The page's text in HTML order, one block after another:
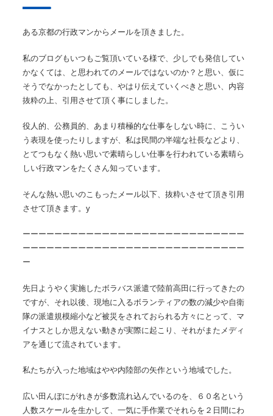
ある京都の行政マンからメールを頂きました。
私のブログもいつもご覧頂いている様で、少しでも発信してい
かなくては、と思われてのメールではないのか？と思い、仮に
そうでなかったとしても、やはり伝えていくべきと思い、内容
抜粋の上、引用させて頂く事にしました。
役人的、公務員的、あまり積極的な仕事をしない時に、こうい
う表現を使ったりしますが、私は民間の半端な社長などより、
とてつもなく熱い思いで素晴らしい仕事を行われている素晴ら
しい行政マンをたくさん知っています。
そんな熱い思いのこもったメール以下、抜粋いさせて頂き引用
させて頂きます。y
ーーーーーーーーーーーーーーーーーーーーーーーーーーーー
ーーーーーーーーーーーーーーーーーーーーーーーーーーーー
ー
先日ようやく実施したボラバス派遣で陸前高田に行ってきたの
ですが、それ以後、現地に入るボランティアの数の減少や自衛
隊の派遣規模縮小など被災をされておられる方々にとって、マ
イナスとしか思えない動きが実際に起こり、それがまたメディ
アを通じて流されています。
私たちが入った地域はやや内陸部の矢作という地域でした。
広い田んぼにがれきが多数流れ込んでいるのを、６０名という
人数スケールを生かして、一気に手作業でそれらを２日間にわ